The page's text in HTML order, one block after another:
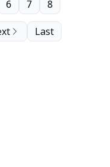
6 7 8
Last